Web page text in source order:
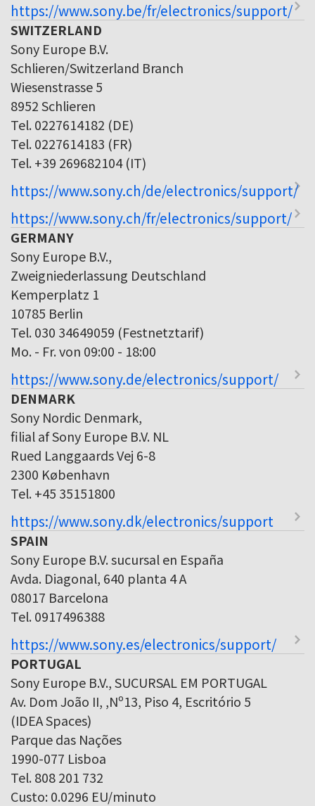
https://www.sony.be/fr/electronics/support/
SWITZERLAND
Sony Europe B.V.
Schlieren/Switzerland Branch
Wiesenstrasse 5
8952 Schlieren
Tel. 0227614182 (DE)
Tel. 0227614183 (FR)
Tel. +39 269682104 (IT)
https://www.sony.ch/de/electronics/support/
https://www.sony.ch/fr/electronics/support/
GERMANY
Sony Europe B.V.,
Zweigniederlassung Deutschland
Kemperplatz 1
10785 Berlin
Tel. 030 34649059 (Festnetztarif)
Mo. - Fr. von 09:00 - 18:00
https://www.sony.de/electronics/support/
DENMARK
Sony Nordic Denmark,
filial af Sony Europe B.V. NL
Rued Langgaards Vej 6-8
2300 København
Tel. +45 35151800
https://www.sony.dk/electronics/support
SPAIN
Sony Europe B.V. sucursal en España
Avda. Diagonal, 640 planta 4 A
08017 Barcelona
Tel. 0917496388
https://www.sony.es/electronics/support/
PORTUGAL
Sony Europe B.V., SUCURSAL EM PORTUGAL
Av. Dom João II, ,Nº13, Piso 4, Escritório 5
(IDEA Spaces)
Parque das Nações
1990-077 Lisboa
Tel. 808 201 732
Custo: 0.0296 EU/minuto